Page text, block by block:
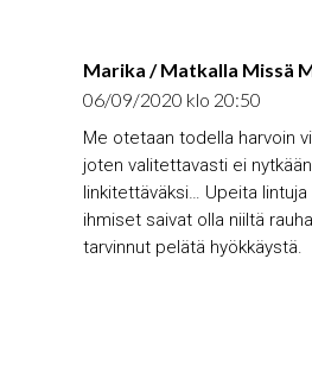
Marika / Matkalla Missä
06/09/2020 klo 20:50
Me otetaan todella harvoin
joten valitettavasti ei
linkitettäväksi… Upeita lintuja
ihmiset saivat olla niiltä
tarvinnut pelätä hyökkäystä.